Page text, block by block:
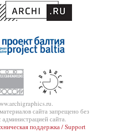
сайта запрещено без
администрацией сайта.
поддержка / Support